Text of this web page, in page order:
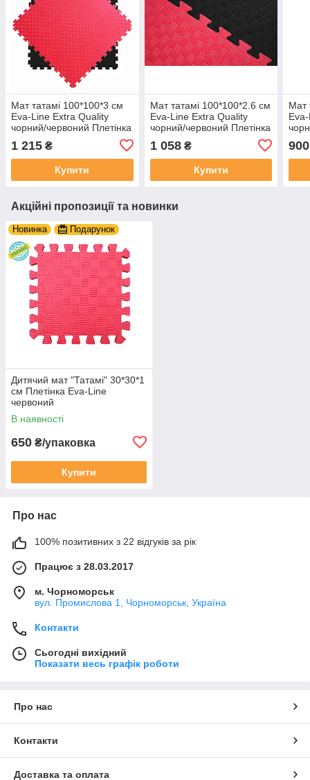
Мат татамі 100*100*3 см
Eva-Line Extra Quality
чорний/червоний Плетінка
даянг)
1 215 ₴
Купити
Мат татамі 100*100*2.6 см
Eva-Line Extra Quality
чорний/червоний Плетінка
даянг)
1 058₴
Купити
Мат
900
Акційні пропозиції та новинки
Новинка Подарунок
Дитячий мат "Татамі" 30*30*1
см Плетінка Eva-Line
червоний
В наявності
650 ₴/упаковка
Купити
Про нас
100% позитивних з 22 відгуків за рік
Працює з 28.03.2017
м. Чорноморськ
вул. Промислова 1, Чорноморськ, Україна
Контакти
Сьогодні вихідний
Показати весь графік роботи
Про нас
Контакти
Доставка та оплата